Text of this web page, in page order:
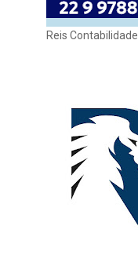
Reis Contabilidade